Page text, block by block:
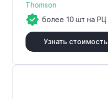
Thomson
более 10 шт на РЦ
Узнать стоимость